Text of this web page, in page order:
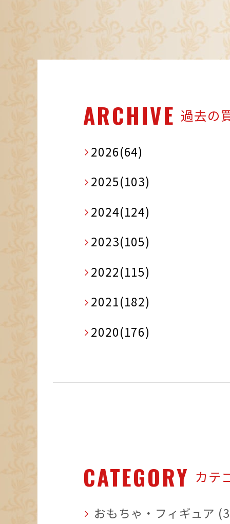
ARCHIVE 過去の
2026(64)
2025(103)
2024(124)
2023(105)
2022(115)
2021(182)
2020(176)
CATEGORY カテ
おもちゃ・フィギュア